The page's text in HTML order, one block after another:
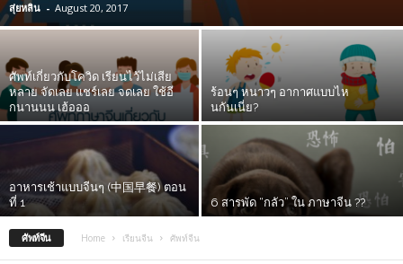
สุ่ยหลิน - August 20, 2017
ศัพท์เกี่ยวกับโควิด เรียนไว้ไม่เสีย
หลาย จัดเลย แชร์เลย จดเลย ใช้อี
กนานนน เฮ้อออ
ร้อนๆ หนาวๆ อากาศแบบไห
นกันเนี่ย?
อาหารเช้าแบบจีนๆ (‪‎中国早餐‬) ตอน
ที่ 1
6 สารพัด “กลัว” ใน ภาษาจีน ??
ศัพท์จีน Home เรียนจีน ศัพท์จีน